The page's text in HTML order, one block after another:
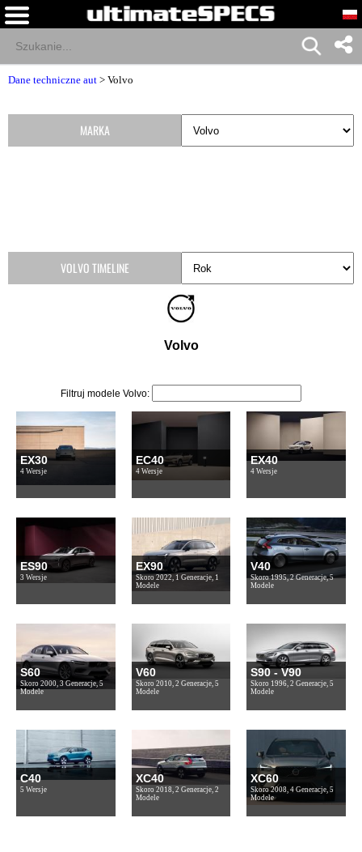
Dane techniczne aut > Volvo
Volvo
Filtruj modele Volvo:
EX30
4 Wersje
EC40
4 Wersje
EX40
4 Wersje
ES90
3 Wersje
EX90
Skoro 2022, 1 Generacje, 1
Modele
V40
Skoro 1995, 2 Generacje, 5
Modele
S60
Skoro 2000, 3 Generacje, 5
Modele
V60
Skoro 2010, 2 Generacje, 5
Modele
S90 - V90
Skoro 1996, 2 Generacje, 5
Modele
C40
5 Wersje
XC40
Skoro 2018, 2 Generacje, 2
Modele
XC60
Skoro 2008, 4 Generacje, 5
Modele
MARKA
VOLVO TIMELINE